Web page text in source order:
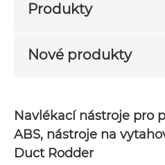
Produkty
Nové produkty
Navlékací nástroje pro
ABS, nástroje na
Duct Rodder